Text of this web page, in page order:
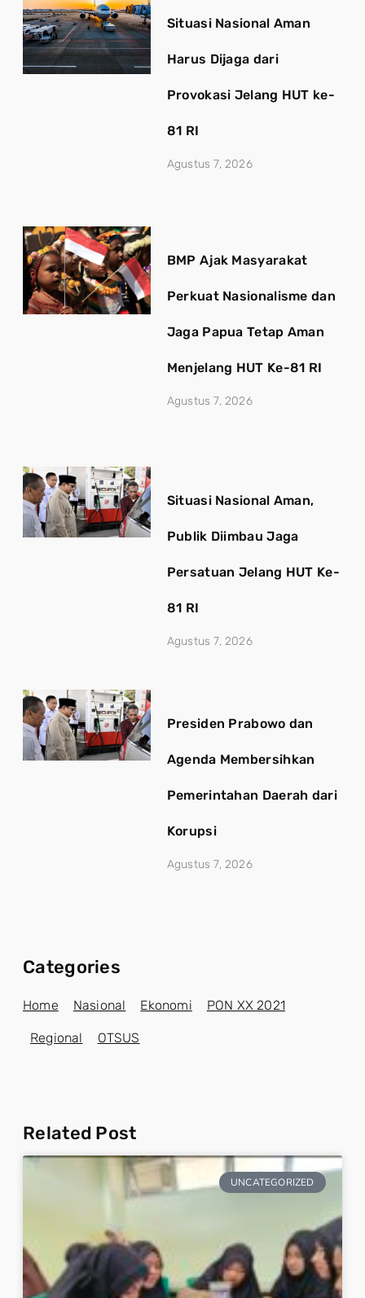
Situasi Nasional Aman
Harus Dijaga dari
Provokasi Jelang HUT ke-
81 RI
Agustus 7, 2026
BMP Ajak Masyarakat
Perkuat Nasionalisme dan
Jaga Papua Tetap Aman
Menjelang HUT Ke-81 RI
Agustus 7, 2026
Situasi Nasional Aman,
Publik Diimbau Jaga
Persatuan Jelang HUT Ke-
81 RI
Agustus 7, 2026
Presiden Prabowo dan
Agenda Membersihkan
Pemerintahan Daerah dari
Korupsi
Agustus 7, 2026
Categories
Home Nasional Ekonomi PON XX 2021
Regional OTSUS
Related Post
UNCATEGORIZED